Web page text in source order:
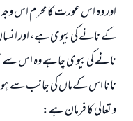
اور وہ اس عورت كا محرم اس
كے نانے كى بيوى ہے، اور
نانے كى بيوى چاہے وہ اس سے
نانا اس كےماں كى جانب سے ہو
و تعالى كا فرمان ہے: